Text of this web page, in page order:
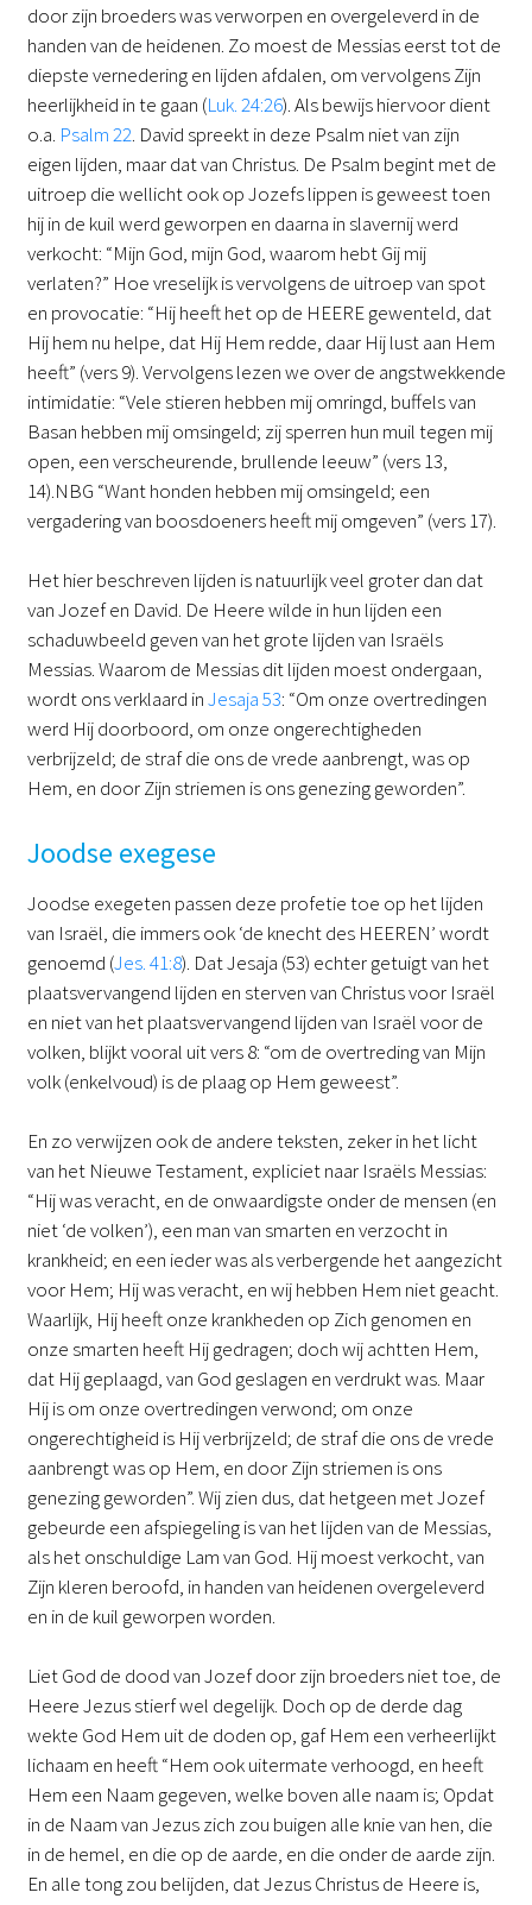
door zijn broeders was verworpen en overgeleverd in de
handen van de heidenen. Zo moest de Messias eerst tot de
diepste vernedering en lijden afdalen, om vervolgens Zijn
heerlijkheid in te gaan (Luk. 24:26). Als bewijs hiervoor dient
o.a. Psalm 22. David spreekt in deze Psalm niet van zijn
eigen lijden, maar dat van Christus. De Psalm begint met de
uitroep die wellicht ook op Jozefs lippen is geweest toen
hij in de kuil werd geworpen en daarna in slavernij werd
verkocht: “Mijn God, mijn God, waarom hebt Gij mij
verlaten?” Hoe vreselijk is vervolgens de uitroep van spot
en provocatie: “Hij heeft het op de HEERE gewenteld, dat
Hij hem nu helpe, dat Hij Hem redde, daar Hij lust aan Hem
heeft” (vers 9). Vervolgens lezen we over de angstwekkende
intimidatie: “Vele stieren hebben mij omringd, buffels van
Basan hebben mij omsingeld; zij sperren hun muil tegen mij
open, een verscheurende, brullende leeuw” (vers 13,
14).NBG “Want honden hebben mij omsingeld; een
vergadering van boosdoeners heeft mij omgeven” (vers 17).
Het hier beschreven lijden is natuurlijk veel groter dan dat
van Jozef en David. De Heere wilde in hun lijden een
schaduwbeeld geven van het grote lijden van Israëls
Messias. Waarom de Messias dit lijden moest ondergaan,
wordt ons verklaard inJesaja 53: “Om onze overtredingen
werd Hij doorboord, om onze ongerechtigheden
verbrijzeld; de straf die ons de vrede aanbrengt, was op
Hem, en door Zijn striemen is ons genezing geworden”.
Joodse exegese
Joodse exegeten passen deze profetie toe op het lijden
van Israël, die immers ook ‘de knecht des HEEREN’ wordt
genoemd (Jes. 41:8). Dat Jesaja (53) echter getuigt van het
plaatsvervangend lijden en sterven van Christus voor Israël
en niet van het plaatsvervangend lijden van Israël voor de
volken, blijkt vooral uit vers 8: “om de overtreding van Mijn
volk (enkelvoud) is de plaag op Hem geweest”.
En zo verwijzen ook de andere teksten, zeker in het licht
van het Nieuwe Testament, expliciet naar Israëls Messias:
“Hij was veracht, en de onwaardigste onder de mensen (en
niet ‘de volken’), een man van smarten en verzocht in
krankheid; en een ieder was als verbergende het aangezicht
voor Hem; Hij was veracht, en wij hebben Hem niet geacht.
Waarlijk, Hij heeft onze krankheden op Zich genomen en
onze smarten heeft Hij gedragen; doch wij achtten Hem,
dat Hij geplaagd, van God geslagen en verdrukt was. Maar
Hij is om onze overtredingen verwond; om onze
ongerechtigheid is Hij verbrijzeld; de straf die ons de vrede
aanbrengt was op Hem, en door Zijn striemen is ons
genezing geworden”. Wij zien dus, dat hetgeen met Jozef
gebeurde een afspiegeling is van het lijden van de Messias,
als het onschuldige Lam van God. Hij moest verkocht, van
Zijn kleren beroofd, in handen van heidenen overgeleverd
en in de kuil geworpen worden.
Liet God de dood van Jozef door zijn broeders niet toe, de
Heere Jezus stierf wel degelijk. Doch op de derde dag
wekte God Hem uit de doden op, gaf Hem een verheerlijkt
lichaam en heeft “Hem ook uitermate verhoogd, en heeft
Hem een Naam gegeven, welke boven alle naam is; Opdat
in de Naam van Jezus zich zou buigen alle knie van hen, die
in de hemel, en die op de aarde, en die onder de aarde zijn.
En alle tong zou belijden, dat Jezus Christus de Heere is,